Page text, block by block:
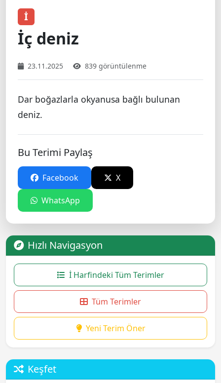
İ
İç deniz
23.11.2025 839 görüntülenme
Dar boğazlarla okyanusa bağlı bulunan
deniz.
Bu Terimi Paylaş
Facebook X
WhatsApp
Hızlı Navigasyon
İ Harfindeki Tüm Terimler
Tüm Terimler
Yeni Terim Öner
Keşfet